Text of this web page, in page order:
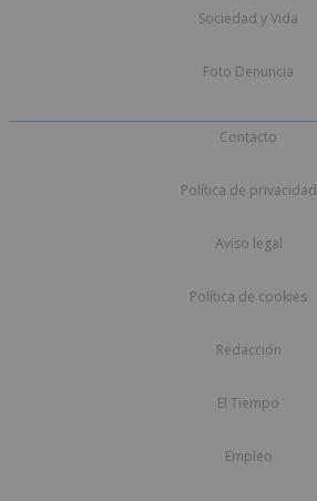
Sociedad y Vida
Foto Denuncia
Contacto
Política de privacidad
Aviso legal
Política de cookies
Redacción
El Tiempo
Empleo